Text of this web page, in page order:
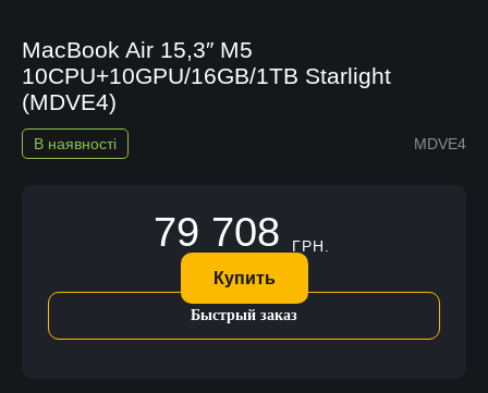
MacBook Air 15,3″ M5
10CPU+10GPU/16GB/1TB Starlight
(MDVE4)
MDVE4
В наявності
79 708 ГРН.
Купить
Быстрый заказ